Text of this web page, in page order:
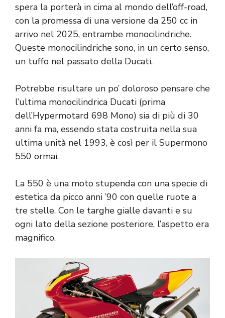
spera la porterà in cima al mondo dell’off-road,
con la promessa di una versione da 250 cc in
arrivo nel 2025, entrambe monocilindriche.
Queste monocilindriche sono, in un certo senso,
un tuffo nel passato della Ducati.
Potrebbe risultare un po’ doloroso pensare che
l’ultima monocilindrica Ducati (prima
dell’Hypermotard 698 Mono) sia di più di 30
anni fa ma, essendo stata costruita nella sua
ultima unità nel 1993, è così per il Supermono
550 ormai.
La 550 è una moto stupenda con una specie di
estetica da picco anni ’90 con quelle ruote a
tre stelle. Con le targhe gialle davanti e su
ogni lato della sezione posteriore, l’aspetto era
magnifico.